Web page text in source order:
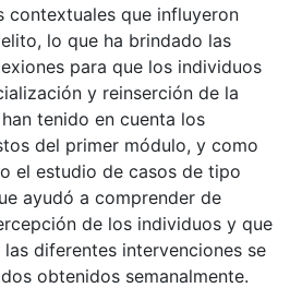
que influyeron
lo que ha brindado las
para que los individuos
y reinserción de la
tenido en cuenta los
del primer módulo, y como
el estudio de casos de tipo
ayudó a comprender de
de los individuos y que
diferentes intervenciones se
obtenidos semanalmente.